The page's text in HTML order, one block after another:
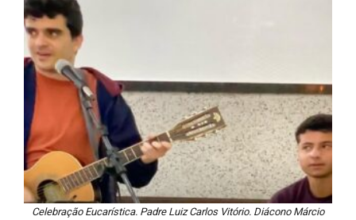
Celebração Eucarística. Padre Luiz Carlos Vitório. Diácono Márcio